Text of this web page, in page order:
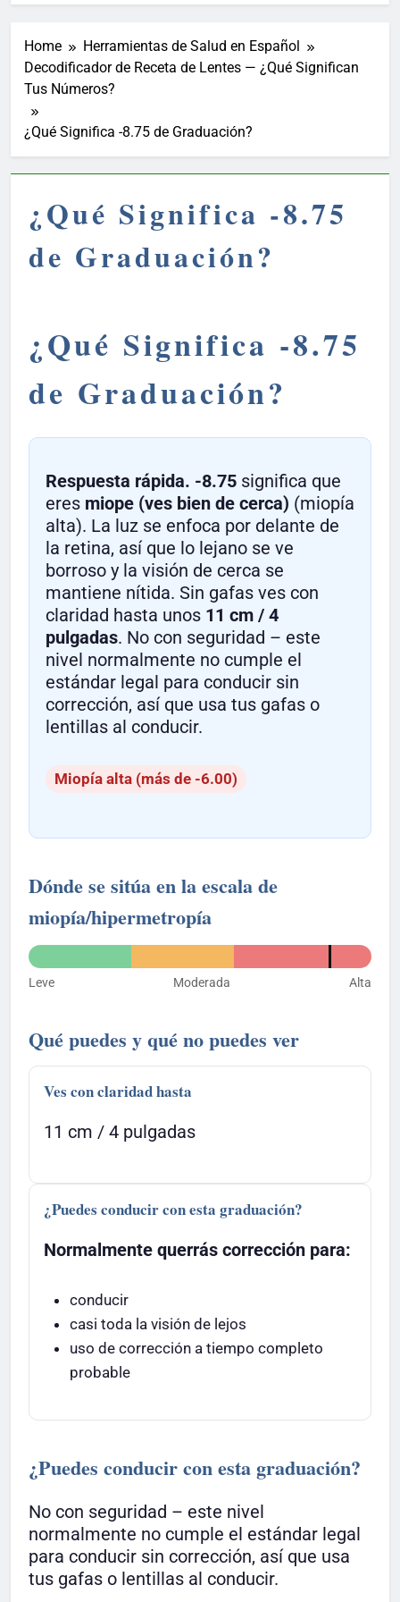
Home
Herramientas de Salud en Español
Decodificador de Receta de Lentes — ¿Qué Significan
Tus Números?
¿Qué Significa -8.75 de Graduación?
¿Qué Significa -8.75
de Graduación?
¿Qué Significa -8.75
de Graduación?
Respuesta rápida. -8.75 significa que
eres miope (ves bien de cerca) (miopía
alta). La luz se enfoca por delante de
la retina, así que lo lejano se ve
borroso y la visión de cerca se
mantiene nítida. Sin gafas ves con
claridad hasta unos 11 cm / 4
pulgadas. No con seguridad – este
nivel normalmente no cumple el
estándar legal para conducir sin
corrección, así que usa tus gafas o
lentillas al conducir.
Miopía alta (más de -6.00)
Dónde se sitúa en la escala de
miopía/hipermetropía
Leve Moderada Alta
Qué puedes y qué no puedes ver
Ves con claridad hasta
11 cm / 4 pulgadas
¿Puedes conducir con esta graduación?
Normalmente querrás corrección para:
conducir
casi toda la visión de lejos
uso de corrección a tiempo completo
probable
¿Puedes conducir con esta graduación?
No con seguridad – este nivel
normalmente no cumple el estándar legal
para conducir sin corrección, así que usa
tus gafas o lentillas al conducir.